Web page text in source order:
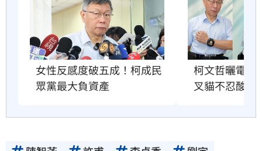
女性反感度破五成！柯成民
眾黨最大負資產
柯文哲曬電子
叉貓不忍酸爆